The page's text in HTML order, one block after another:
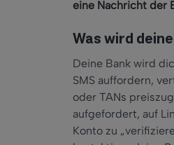
eine Nachricht der
Was wird
Deine Bank wird
SMS auffordern,
oder TANs
aufgefordert, auf
Konto zu